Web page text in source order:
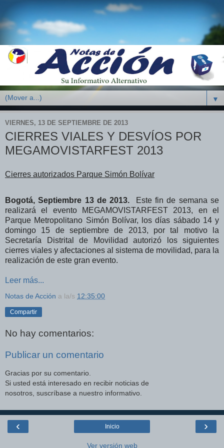
▼
VIERNES, 13 DE SEPTIEMBRE DE 2013
CIERRES VIALES Y DESVÍOS POR
MEGAMOVISTARFEST 2013
Cierres autorizados Parque Simón Bolívar
Bogotá, Septiembre 13 de 2013. Este fin de semana se
realizará el evento MEGAMOVISTARFEST 2013, en el
Parque Metropolitano Simón Bolívar, los días sábado 14 y
domingo 15 de septiembre de 2013, por tal motivo la
Secretaría Distrital de Movilidad autorizó los siguientes
cierres viales y afectaciones al sistema de movilidad, para la
realización de este gran evento.
Leer más...
Notas de Acción a la/s 12:35:00
Compartir
No hay comentarios:
Publicar un comentario
Gracias por su comentario.
Si usted está interesado en recibir noticias de
nosotros, suscríbase a nuestro informativo.
‹ ›
Inicio
Ver versión web